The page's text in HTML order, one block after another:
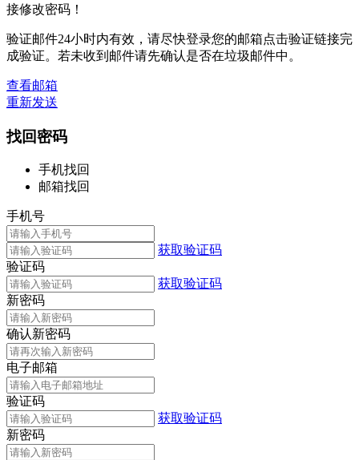
接修改密码！
验证邮件24小时内有效，请尽快登录您的邮箱点击验证链接完
成验证。若未收到邮件请先确认是否在垃圾邮件中。
查看邮箱
重新发送
找回密码
手机找回
邮箱找回
手机号
获取验证码
验证码
获取验证码
新密码
确认新密码
电子邮箱
验证码
获取验证码
新密码